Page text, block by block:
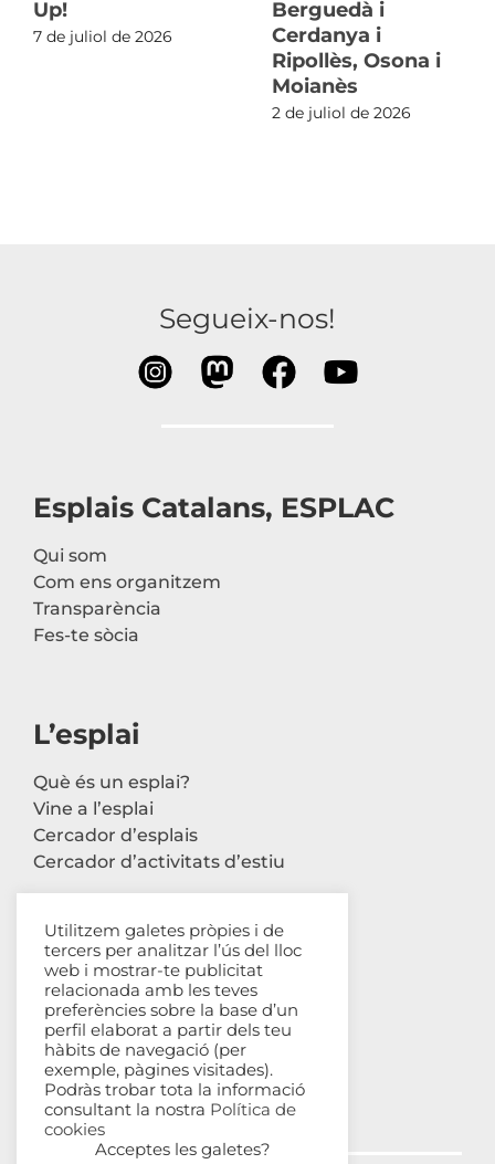
Up!
7 de juliol de 2026
Berguedà i
Cerdanya i
Ripollès, Osona i
Moianès
2 de juliol de 2026
Segueix-nos!
Esplais Catalans, ESPLAC
Qui som
Com ens organitzem
Transparència
Fes-te sòcia
L’esplai
Què és un esplai?
Vine a l’esplai
Cercador d’esplais
Cercador d’activitats d’estiu
Contacte
Carrer Avinyó, 44 2n
08002 Barcelona
93 302 61 03
esplac@esplac.cat
Utilitzem galetes pròpies i de
tercers per analitzar l’ús del lloc
web i mostrar-te publicitat
relacionada amb les teves
preferències sobre la base d’un
perfil elaborat a partir dels teu
hàbits de navegació (per
exemple, pàgines visitades).
Podràs trobar tota la informació
consultant la nostra Política de
cookies
Acceptes les galetes?